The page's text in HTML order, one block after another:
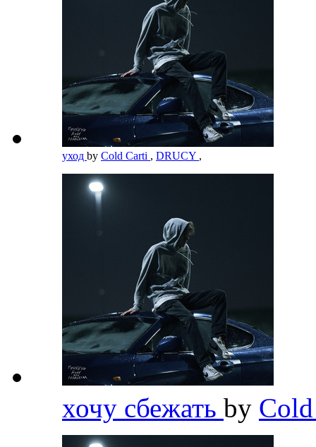
уход by Cold Carti , DRUCY ,
хочу сбежать by